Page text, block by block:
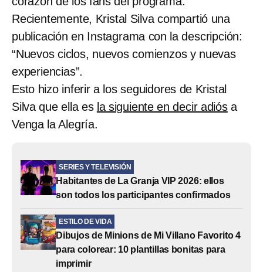
Recientemente, Kristal Silva compartió una
publicación en Instagrama con la descripción:
“Nuevos ciclos, nuevos comienzos y nuevas
experiencias”.
Esto hizo inferir a los seguidores de Kristal
Silva que ella es la siguiente en decir adiósa
Venga la Alegría.
SERIES Y TELEVISIÓN
Habitantes de La Granja VIP 2026: ellos
son todos los participantes confirmados
ESTILO DE VIDA
Dibujos de Minions de Mi Villano Favorito 4
para colorear: 10 plantillas bonitas para
imprimir